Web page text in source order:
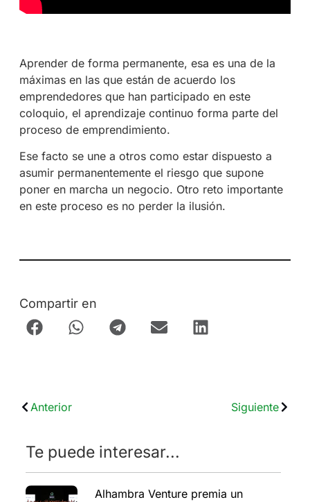
Aprender de forma permanente, esa es una de la
máximas en las que están de acuerdo los
emprendedores que han participado en este
coloquio, el aprendizaje continuo forma parte del
proceso de emprendimiento.
Ese facto se une a otros como estar dispuesto a
asumir permanentemente el riesgo que supone
poner en marcha un negocio. Otro reto importante
en este proceso es no perder la ilusión.
Compartir en
Anterior Siguiente
Te puede interesar...
Alhambra Venture premia un